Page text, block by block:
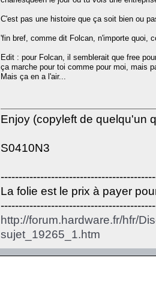
C'est pas une histoire que ça soit bien ou
'fin bref, comme dit Folcan, n'importe quoi,
Edit : pour Folcan, il semblerait que free
ça marche pour toi comme pour moi, mais
Mais ça en a l'air...
Enjoy (copyleft de quelqu'un
S0410N3
La folie est le prix à payer
http://forum.hardware.fr/hfr/
sujet_19265_1.htm